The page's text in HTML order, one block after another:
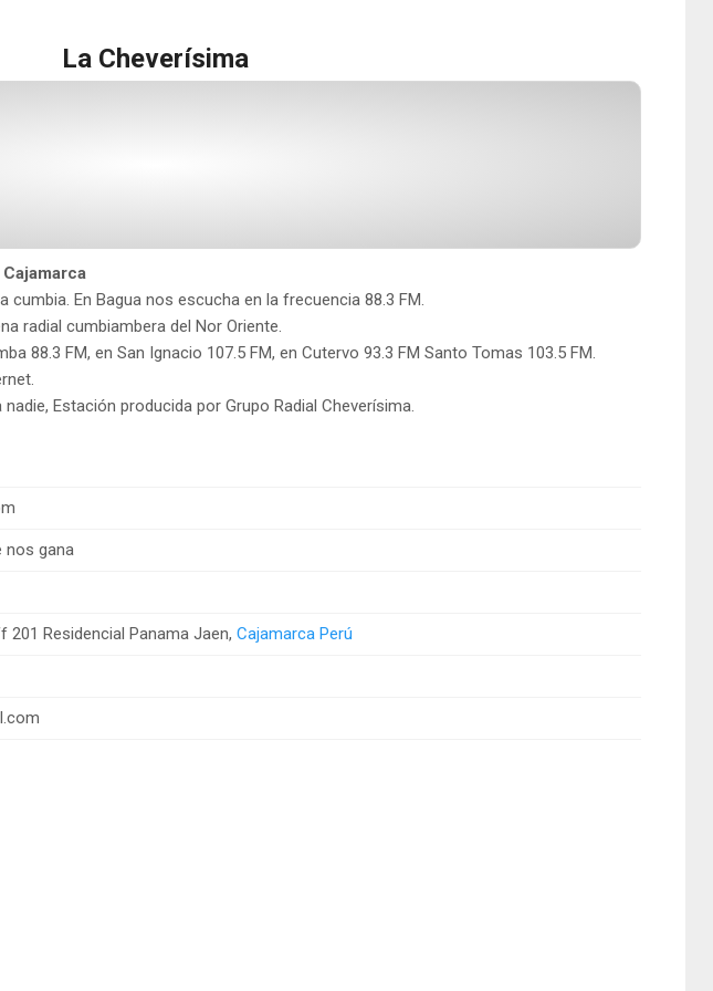
La Cheverísima
Cajamarca
En Bagua nos escucha en la frecuencia 88.3 FM.
radial cumbiambera del Nor Oriente.
88.3 FM, en San Ignacio 107.5 FM, en Cutervo 93.3 FM Santo Tomas 103.5 FM.
Estación producida por Grupo Radial Cheverísima.
nos gana
201 Residencial Panama Jaen, Cajamarca Perú